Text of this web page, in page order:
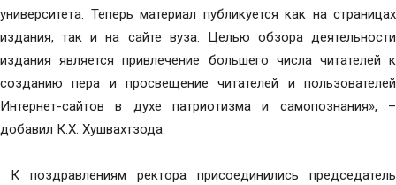
университета. Теперь материал публикуется как на страницах
издания, так и на сайте вуза. Целью обзора деятельности
издания является привлечение большего числа читателей к
созданию пера и просвещение читателей и пользователей
Интернет-сайтов в духе патриотизма и самопознания», –
добавил К.Х. Хушвахтзода.
К поздравлениям ректора присоединились председатель